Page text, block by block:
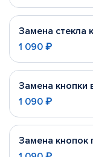
Замена стекла
1 090 ₽
Замена кнопки
1 090 ₽
Замена кнопок